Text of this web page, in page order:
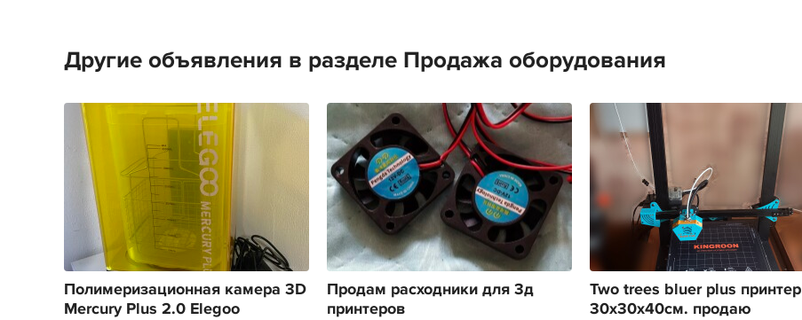
Другие объявления в разделе Продажа оборудования
Полимеризационная камера 3D
Mercury Plus 2.0 Elegoo
Продам расходники для 3д
принтеров
Two trees bluer plus принтер
30х30х40см. продаю